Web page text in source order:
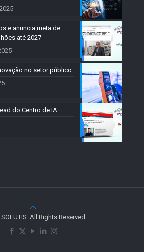
e anuncia meta de
até 2027
no setor público
do Centro de IA
All Rights Reserved.